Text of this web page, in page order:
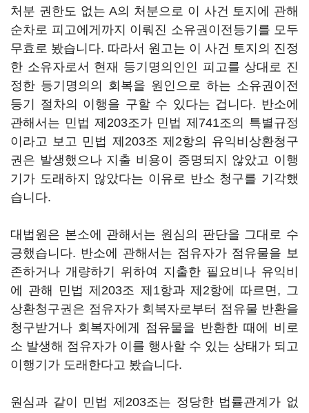
처분 권한도 없는 A의 처분으로 이 사건 토지에 관해
순차로 피고에게까지 이뤄진 소유권이전등기를 모두
무효로 봤습니다. 따라서 원고는 이 사건 토지의 진정
한 소유자로서 현재 등기명의인인 피고를 상대로 진
정한 등기명의의 회복을 원인으로 하는 소유권이전
등기 절차의 이행을 구할 수 있다는 겁니다. 반소에
관해서는 민법 제203조가 민법 제741조의 특별규정
이라고 보고 민법 제203조 제2항의 유익비상환청구
권은 발생했으나 지출 비용이 증명되지 않았고 이행
기가 도래하지 않았다는 이유로 반소 청구를 기각했
습니다.
대법원은 본소에 관해서는 원심의 판단을 그대로 수
긍했습니다. 반소에 관해서는 점유자가 점유물을 보
존하거나 개량하기 위하여 지출한 필요비나 유익비
에 관해 민법 제203조 제1항과 제2항에 따르면, 그
상환청구권은 점유자가 회복자로부터 점유물 반환을
청구받거나 회복자에게 점유물을 반환한 때에 비로
소 발생해 점유자가 이를 행사할 수 있는 상태가 되고
이행기가 도래한다고 봤습니다.
원심과 같이 민법 제203조는 정당한 법률관계가 없